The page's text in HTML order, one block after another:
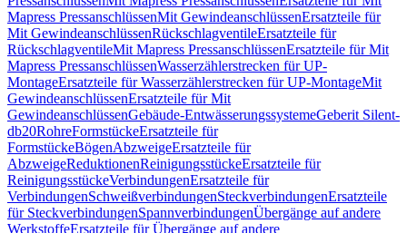
Mapress PressanschlüssenMit GewindeanschlüssenErsatzteile für
Mit GewindeanschlüssenRückschlagventileErsatzteile für
RückschlagventileMit Mapress PressanschlüssenErsatzteile für Mit
Mapress PressanschlüssenWasserzählerstrecken für UP-
MontageErsatzteile für Wasserzählerstrecken für UP-MontageMit
GewindeanschlüssenErsatzteile für Mit
GewindeanschlüssenGebäude-EntwässerungssystemeGeberit Silent-
db20RohreFormstückeErsatzteile für
FormstückeBögenAbzweigeErsatzteile für
AbzweigeReduktionenReinigungsstückeErsatzteile für
ReinigungsstückeVerbindungenErsatzteile für
VerbindungenSchweißverbindungenSteckverbindungenErsatzteile
für SteckverbindungenSpannverbindungenÜbergänge auf andere
WerkstoffeErsatzteile für Übergänge auf andere